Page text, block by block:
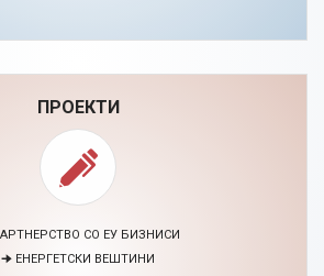
ПРОЕКТИ
СО ЕУ БИЗНИСИ
🠊 ЕНЕРГЕТСКИ ВЕШТИНИ